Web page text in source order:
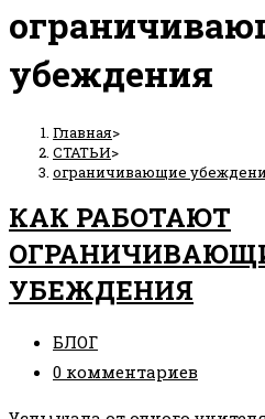
убеждения
Главная>
СТАТЬИ>
ограничивающие
КАК РАБОТАЮТ
УБЕЖДЕНИЯ
Рубрика
записи:
БЛОГ
Комментарии
0 комментариев